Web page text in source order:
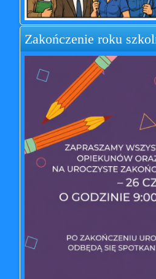
Zakończenie roku